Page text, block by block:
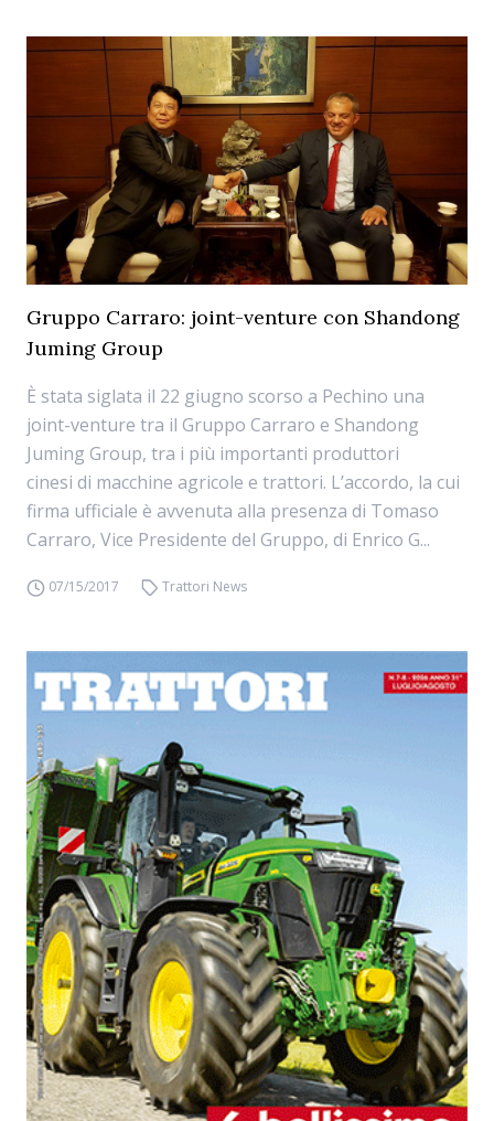
Gruppo Carraro: joint-venture con Shandong
Juming Group
È stata siglata il 22 giugno scorso a Pechino una
joint-venture tra il Gruppo Carraro e Shandong
Juming Group, tra i più importanti produttori
cinesi di macchine agricole e trattori. L’accordo, la cui
firma ufficiale è avvenuta alla presenza di Tomaso
Carraro, Vice Presidente del Gruppo, di Enrico G...
07/15/2017 Trattori News